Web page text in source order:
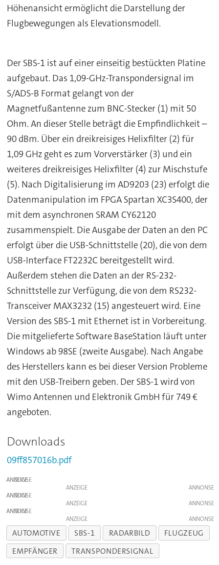
Höhenansicht ermöglicht die Darstellung der
Flugbewegungen als Elevationsmodell.
Der SBS-1 ist auf einer einseitig bestückten Platine
aufgebaut. Das 1,09-GHz-Transpondersignal im
S/ADS-B Format gelangt von der
Magnetfußantenne zum BNC-Stecker (1) mit 50
Ohm. An dieser Stelle beträgt die Empfindlichkeit –
90 dBm. Über ein dreikreisiges Helixfilter (2) für
1,09 GHz geht es zum Vorverstärker (3) und ein
weiteres dreikreisiges Helixfilter (4) zur Mischstufe
(5). Nach Digitalisierung im AD9203 (23) erfolgt die
Datenmanipulation im FPGA Spartan XC3S400, der
mit dem asynchronen SRAM CY62120
zusammenspielt. Die Ausgabe der Daten an den PC
erfolgt über die USB-Schnittstelle (20), die von dem
USB-Interface FT2232C bereitgestellt wird.
Außerdem stehen die Daten an der RS-232-
Schnittstelle zur Verfügung, die von dem RS232-
Transceiver MAX3232 (15) angesteuert wird. Eine
Version des SBS-1 mit Ethernet ist in Vorbereitung.
Die mitgelieferte Software BaseStation läuft unter
Windows ab 98SE (zweite Ausgabe). Nach Angabe
des Herstellers kann es bei dieser Version Probleme
mit den USB-Treibern geben. Der SBS-1 wird von
Wimo Antennen und Elektronik GmbH für 749 €
angeboten.
Downloads
09ff857016b.pdf
ANZEIGE
ANZEIGE
ANZEIGE
ANZEIGE
ANZEIGE
ANZEIGE
AUTOMOTIVE SBS-1 RADARBILD
FLUGZEUG
EMPFÄNGER
TRANSPONDERSIGNAL